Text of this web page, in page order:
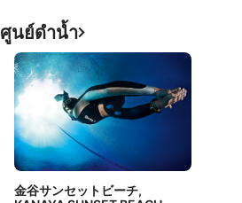
ศูนย์ดำน้ำ
金谷サンセットビーチ,